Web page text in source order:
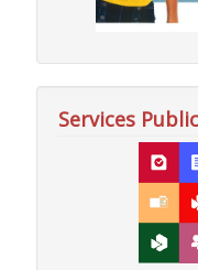
Services